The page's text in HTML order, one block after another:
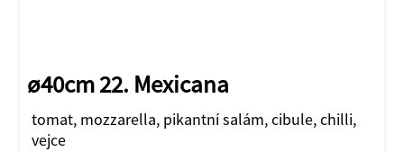
ø40cm 22. Mexicana
tomat, mozzarella, pikantní salám, cibule, chilli,
vejce